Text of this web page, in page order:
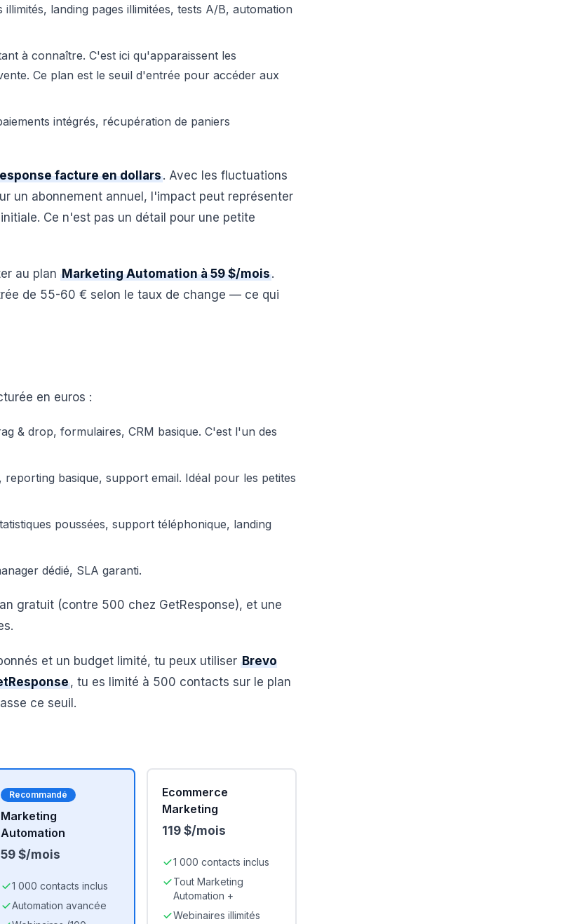
landing pages illimitées, tests A/B, automation
à connaître. C'est ici qu'apparaissent les
Ce plan est le seuil d'entrée pour accéder aux
intégrés, récupération de paniers
facture en dollars. Avec les fluctuations
un abonnement annuel, l'impact peut représenter
Ce n'est pas un détail pour une petite
au plan Marketing Automation à 59 $/mois.
de 55-60 € selon le taux de change — ce qui
en euros :
& drop, formulaires, CRM basique. C'est l'un des
basique, support email. Idéal pour les petites
poussées, support téléphonique, landing
dédié, SLA garanti.
gratuit (contre 500 chez GetResponse), et une
et un budget limité, tu peux utiliser Brevo
, tu es limité à 500 contacts sur le plan
ce seuil.
Recommandé
Marketing
Automation
59 $/mois
1 000 contacts inclus
Automation avancée
Ecommerce
Marketing
119 $/mois
1 000 contacts inclus
Tout Marketing
Automation +
Webinaires illimités